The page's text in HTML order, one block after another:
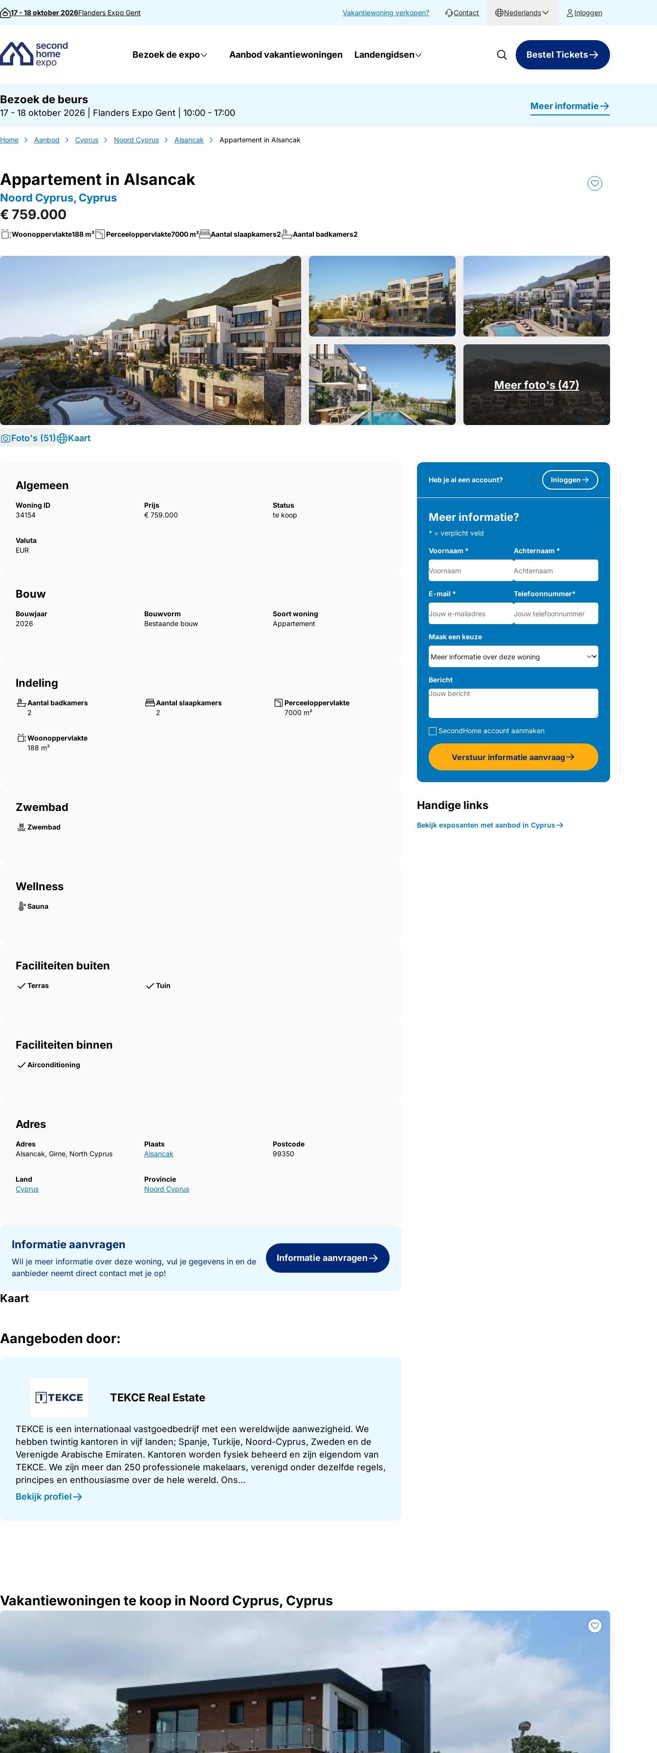
Direct naar inhoud
17 - 18 oktober 2026Flanders Expo Gent Vakantiewoning verkopen? Contact Nederlands Inloggen
Bezoek de expo Aanbod vakantiewoningen Landengidsen Bestel Tickets
Bezoek de beurs
17 - 18 oktober 2026 Flanders Expo Gent 10:00 - 17:00
Meer informatie
Home Aanbod Cyprus Noord Cyprus Alsancak Appartement in Alsancak
Appartement in Alsancak
Noord Cyprus, Cyprus
€ 759.000
Woonoppervlakte188 m² Perceeloppervlakte7000 m² Aantal slaapkamers2 Aantal badkamers2
Meer foto's (47)
Foto's (51) Kaart
Algemeen
Woning ID
34154
Prijs
€ 759.000
Status
te koop
Valuta
EUR
Bouw
Bouwjaar
2026
Bouwvorm
Bestaande bouw
Soort woning
Appartement
Indeling
Aantal badkamers
2
Aantal slaapkamers
2
Perceeloppervlakte
7000 m²
Woonoppervlakte
188 m²
Zwembad
Zwembad
Wellness
Sauna
Faciliteiten buiten
Terras Tuin
Faciliteiten binnen
Airconditioning
Adres
Adres
Alsancak, Girne, North Cyprus
Plaats
Alsancak
Postcode
99350
Land
Cyprus
Provincie
Noord Cyprus
Informatie aanvragen
Wil je meer informatie over deze woning, vul je gegevens in en de
aanbieder neemt direct contact met je op!
Informatie aanvragen
Kaart
Aangeboden door:
TEKCE Real Estate
TEKCE is een internationaal vastgoedbedrijf met een wereldwijde aanwezigheid. We
hebben twintig kantoren in vijf landen; Spanje, Turkije, Noord-Cyprus, Zweden en de
Verenigde Arabische Emiraten. Kantoren worden fysiek beheerd en zijn eigendom van
TEKCE. We zijn meer dan 250 professionele makelaars, verenigd onder dezelfde regels,
principes en enthousiasme over de hele wereld. Ons...
Bekijk profiel
Heb je al een account? Inloggen
Meer informatie?
* = verplicht veld
Voornaam * Achternaam *
E-mail * Telefoonnummer*
Maak een keuze
Bericht
SecondHome account aanmaken
Verstuur informatie aanvraag
Handige links
Bekijk exposanten met aanbod in Cyprus
Vakantiewoningen te koop in Noord Cyprus, Cyprus